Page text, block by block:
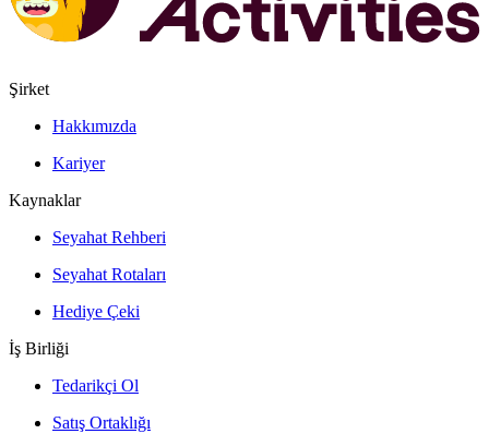
Şirket
Hakkımızda
Kariyer
Kaynaklar
Seyahat Rehberi
Seyahat Rotaları
Hediye Çeki
İş Birliği
Tedarikçi Ol
Satış Ortaklığı